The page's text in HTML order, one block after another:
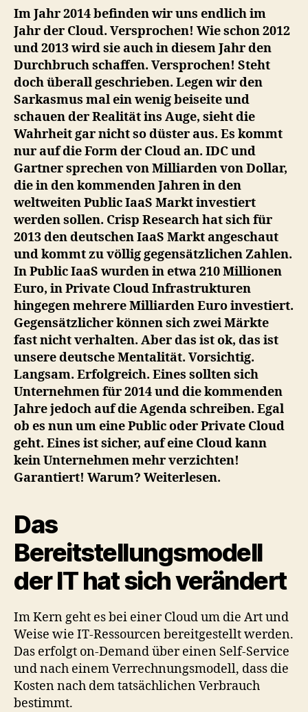
Public
oder
Private,
auf
eine
Cloud
kann
niemand
mehr
verzichten!
Im Jahr 2014 befinden wir uns endlich im
Jahr der Cloud. Versprochen! Wie schon 2012
und 2013 wird sie auch in diesem Jahr den
Durchbruch schaffen. Versprochen! Steht
doch überall geschrieben. Legen wir den
Sarkasmus mal ein wenig beiseite und
schauen der Realität ins Auge, sieht die
Wahrheit gar nicht so düster aus. Es kommt
nur auf die Form der Cloud an. IDC und
Gartner sprechen von Milliarden von Dollar,
die in den kommenden Jahren in den
weltweiten Public IaaS Markt investiert
werden sollen. Crisp Research hat sich für
2013 den deutschen IaaS Markt angeschaut
und kommt zu völlig gegensätzlichen Zahlen.
In Public IaaS wurden in etwa 210 Millionen
Euro, in Private Cloud Infrastrukturen
hingegen mehrere Milliarden Euro investiert.
Gegensätzlicher können sich zwei Märkte
fast nicht verhalten. Aber das ist ok, das ist
unsere deutsche Mentalität. Vorsichtig.
Langsam. Erfolgreich. Eines sollten sich
Unternehmen für 2014 und die kommenden
Jahre jedoch auf die Agenda schreiben. Egal
ob es nun um eine Public oder Private Cloud
geht. Eines ist sicher, auf eine Cloud kann
kein Unternehmen mehr verzichten!
Garantiert! Warum? Weiterlesen.
Das
Bereitstellungsmodell
der IT hat sich verändert
Im Kern geht es bei einer Cloud um die Art und
Weise wie IT-Ressourcen bereitgestellt werden.
Das erfolgt on-Demand über einen Self-Service
und nach einem Verrechnungsmodell, dass die
Kosten nach dem tatsächlichen Verbrauch
bestimmt.